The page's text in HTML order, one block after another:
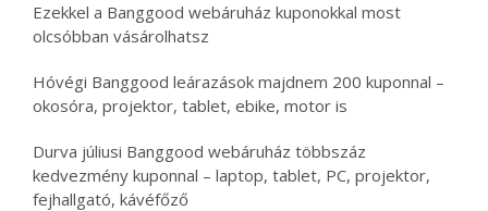
Ezekkel a Banggood webáruház kuponokkal most
olcsóbban vásárolhatsz
Hóvégi Banggood leárazások majdnem 200 kuponnal –
okosóra, projektor, tablet, ebike, motor is
Durva júliusi Banggood webáruház többszáz
kedvezmény kuponnal – laptop, tablet, PC, projektor,
fejhallgató, kávéfőző